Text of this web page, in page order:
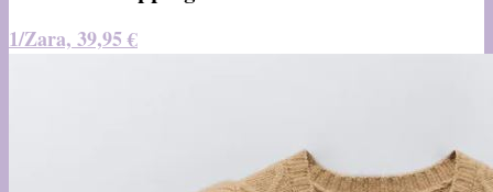
1/Zara, 39,95 €